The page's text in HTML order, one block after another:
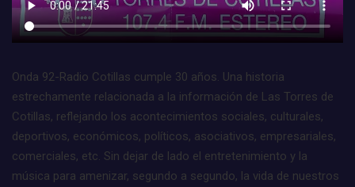
Onda 92-Radio Cotillas cumple 30 años. Una historia
estrechamente relacionada a la información de Las Torres de
Cotillas, reflejando los acontecimientos sociales, culturales,
deportivos, económicos, políticos, asociativos, empresariales,
comerciales, etc. Sin dejar de lado el entretenimiento y la
música para amenizar, segundo a segundo, la vida de nuestros